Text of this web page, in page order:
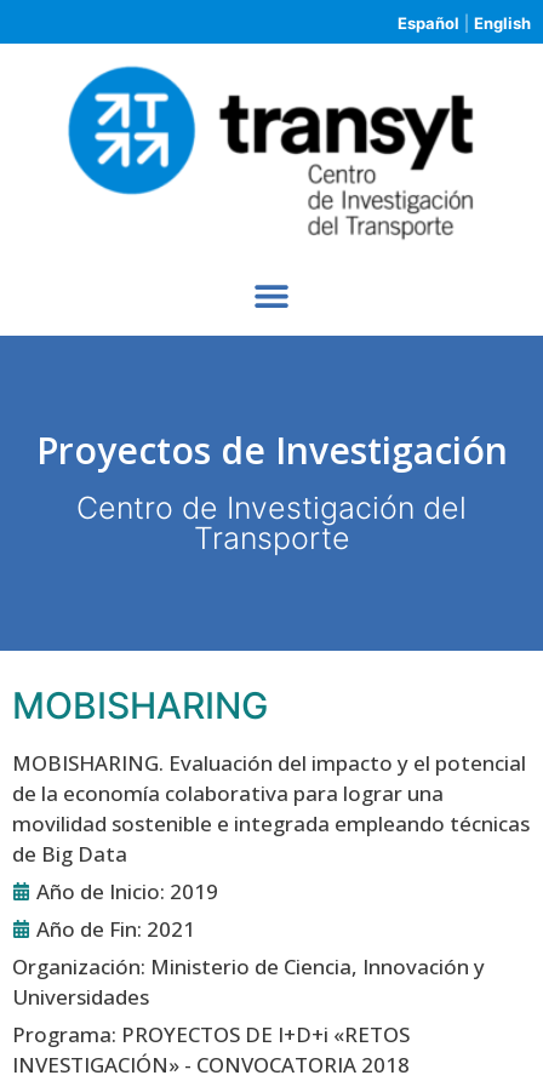
Español English
Proyectos de Investigación
Centro de Investigación del
Transporte
MOBISHARING
MOBISHARING. Evaluación del impacto y el potencial
de la economía colaborativa para lograr una
movilidad sostenible e integrada empleando técnicas
de Big Data
Año de Inicio: 2019
Año de Fin: 2021
Organización: Ministerio de Ciencia, Innovación y
Universidades
Programa: PROYECTOS DE I+D+i «RETOS
INVESTIGACIÓN» - CONVOCATORIA 2018